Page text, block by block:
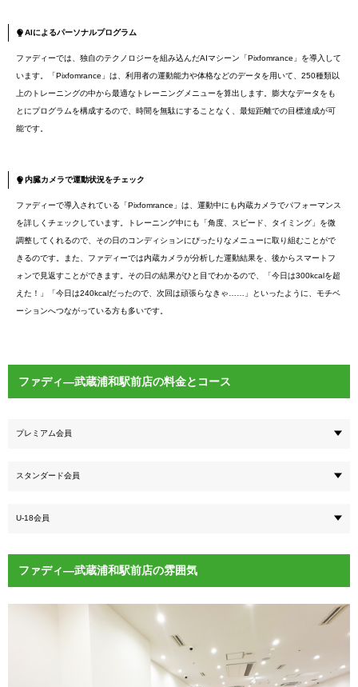
AIによるパーソナルプログラム
ファディーでは、独自のテクノロジーを組み込んだAIマシーン「Pixfomrance」を導入して
います。「Pixfomrance」は、利用者の運動能力や体格などのデータを用いて、250種類以
上のトレーニングの中から最適なトレーニングメニューを算出します。膨大なデータをも
とにプログラムを構成するので、時間を無駄にすることなく、最短距離での目標達成が可
能です。
内臓カメラで運動状況をチェック
ファディーで導入されている「Pixfomrance」は、運動中にも内蔵カメラでパフォーマンス
を詳しくチェックしています。トレーニング中にも「角度、スピード、タイミング」を微
調整してくれるので、その日のコンディションにぴったりなメニューに取り組むことがで
きるのです。また、ファディーでは内蔵カメラが分析した運動結果を、後からスマートフ
ォンで見返すことができます。その日の結果がひと目でわかるので、「今日は300kcalを超
えた！」「今日は240kcalだったので、次回は頑張らなきゃ……」といったように、モチベ
ーションへつながっている方も多いです。
ファディ―武蔵浦和駅前店の料金とコース
プレミアム会員
スタンダード会員
U-18会員
ファディ―武蔵浦和駅前店の雰囲気